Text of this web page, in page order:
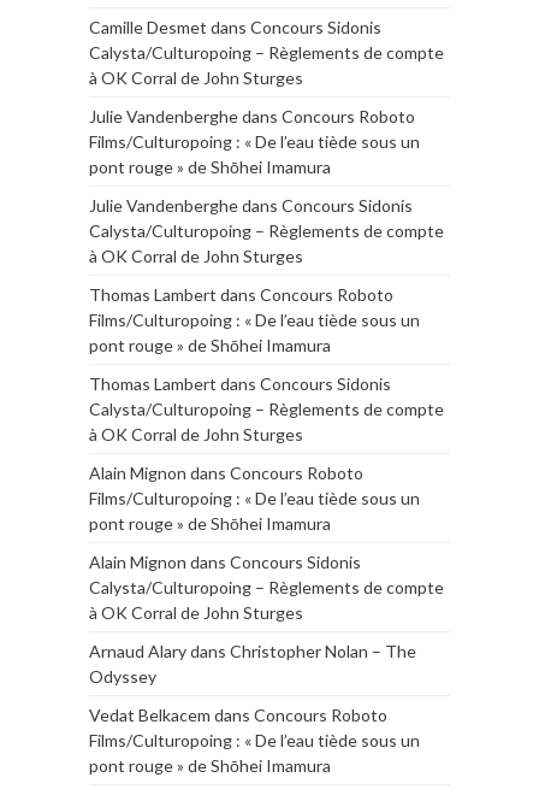
Camille Desmet dans Concours Sidonis
Calysta/Culturopoing – Règlements de compte
à OK Corral de John Sturges
Julie Vandenberghedans Concours Roboto
Films/Culturopoing : « De l’eau tiède sous un
pont rouge » de Shōhei Imamura
Julie Vandenberghedans Concours Sidonis
Calysta/Culturopoing – Règlements de compte
à OK Corral de John Sturges
Thomas Lambert dans Concours Roboto
Films/Culturopoing : « De l’eau tiède sous un
pont rouge » de Shōhei Imamura
Thomas Lambert dans Concours Sidonis
Calysta/Culturopoing – Règlements de compte
à OK Corral de John Sturges
Alain Mignon dans Concours Roboto
Films/Culturopoing : « De l’eau tiède sous un
pont rouge » de Shōhei Imamura
Alain Mignon dans Concours Sidonis
Calysta/Culturopoing – Règlements de compte
à OK Corral de John Sturges
Arnaud Alarydans Christopher Nolan – The
Odyssey
Vedat Belkacem dans Concours Roboto
Films/Culturopoing : « De l’eau tiède sous un
pont rouge » de Shōhei Imamura